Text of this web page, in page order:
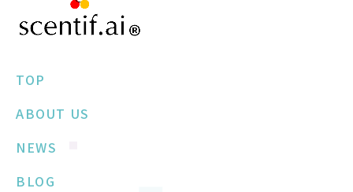
TOP
ABOUT US
NEWS
BLOG